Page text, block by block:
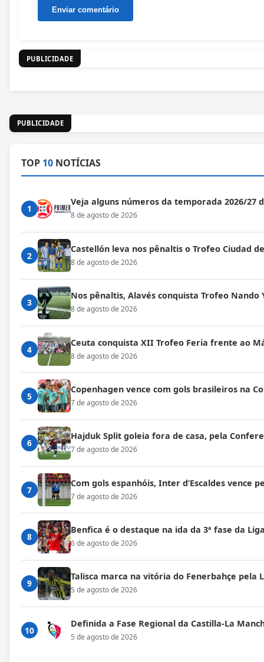
PUBLICIDADE
PUBLICIDADE
TOP 10 NOTÍCIAS
1
Veja alguns números da temporada 2026/27
8 de agosto de 2026
2
Castellón leva nos pênaltis o Trofeo Ciudad
8 de agosto de 2026
3
Nos pênaltis, Alavés conquista Trofeo Nando
8 de agosto de 2026
4
Ceuta conquista XII Trofeo Feria frente ao
8 de agosto de 2026
5
Copenhagen vence com gols brasileiros na
7 de agosto de 2026
6
Hajduk Split goleia fora de casa, pela
7 de agosto de 2026
7
Com gols espanhóis, Inter d’Escaldes vence
7 de agosto de 2026
8
Benfica é o destaque na ida da 3ª fase da
6 de agosto de 2026
9
Talisca marca na vitória do Fenerbahçe pela
5 de agosto de 2026
10
Definida a Fase Regional da Castilla-La
5 de agosto de 2026